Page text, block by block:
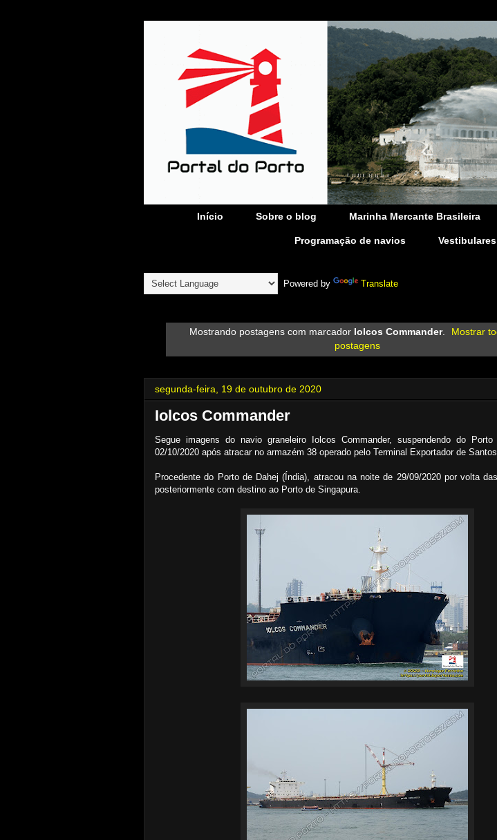
Início Sobre o blog Marinha Mercante Brasileira
Programação de navios Vestibulares
Powered by Translate
Mostrando postagens com marcador Iolcos Commander.
Mostrar
postagens
segunda-feira, 19 de outubro de 2020
Iolcos Commander
Segue imagens do navio graneleiro Iolcos Commander, suspendendo do
02/10/2020 após atracar no armazém 38 operado pelo Terminal Exportador de
Procedente do Porto de Dahej (Índia), atracou na noite de 29/09/2020 por volta
posteriormente com destino ao Porto de Singapura.